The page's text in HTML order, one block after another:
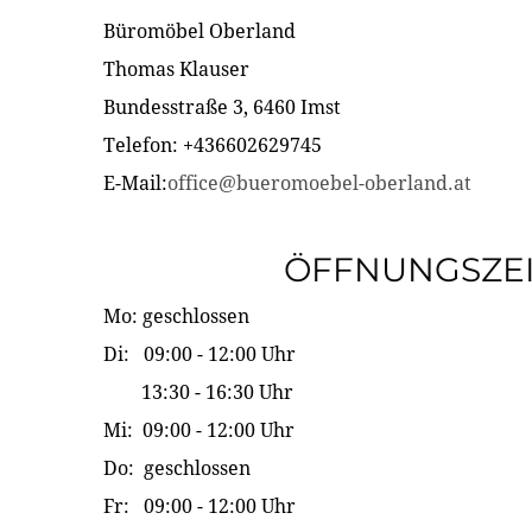
Büromöbel Oberland
Thomas Klauser
Bundesstraße 3, 6460 Imst
Telefon: +436602629745
E-Mail:office@bueromoebel-oberland.at
Mo: geschlossen
Di: 09:00 - 12:00 Uhr
13:30 - 16:30 Uhr
Mi: 09:00 - 12:00 Uhr
Do: geschlossen
Fr: 09:00 - 12:00 Uhr